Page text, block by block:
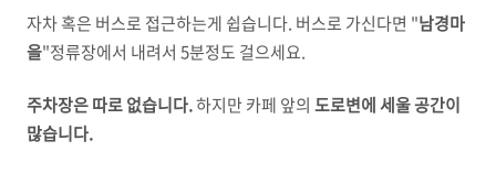
자차 혹은 버스로 접근하는게 쉽습니다. 버스로 가신다면 "남경마
을"정류장에서 내려서 5분정도 걸으세요.
주차장은 따로 없습니다.하지만 카페 앞의 도로변에 세울 공간이
많습니다.